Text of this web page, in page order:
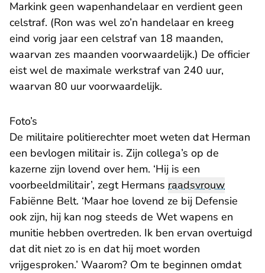
Markink geen wapenhandelaar en verdient geen
celstraf. (Ron was wel zo’n handelaar en kreeg
eind vorig jaar een celstraf van 18 maanden,
waarvan zes maanden voorwaardelijk.) De officier
eist wel de maximale werkstraf van 240 uur,
waarvan 80 uur voorwaardelijk.
Foto’s
De militaire politierechter moet weten dat Herman
een bevlogen militair is. Zijn collega’s op de
kazerne zijn lovend over hem. ‘Hij is een
voorbeeldmilitair’, zegt Hermans raadsvrouw
Fabiënne Belt. ‘Maar hoe lovend ze bij Defensie
ook zijn, hij kan nog steeds de Wet wapens en
munitie hebben overtreden. Ik ben ervan overtuigd
dat dit niet zo is en dat hij moet worden
vrijgesproken.’ Waarom? Om te beginnen omdat